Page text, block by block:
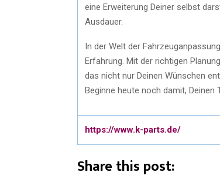
eine Erweiterung Deiner selbst
Ausdauer.
In der Welt der
Erfahrung. Mit der richtigen
das nicht nur Deinen Wünschen
Beginne heute noch damit,
https://www.k-parts.de/
Share this post: